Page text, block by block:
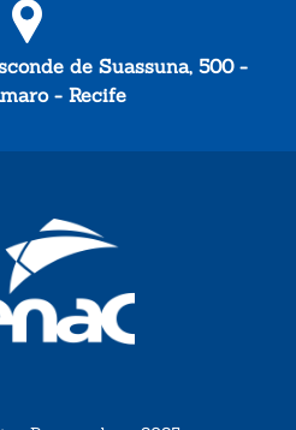
de Suassuna, 500 -
- Recife